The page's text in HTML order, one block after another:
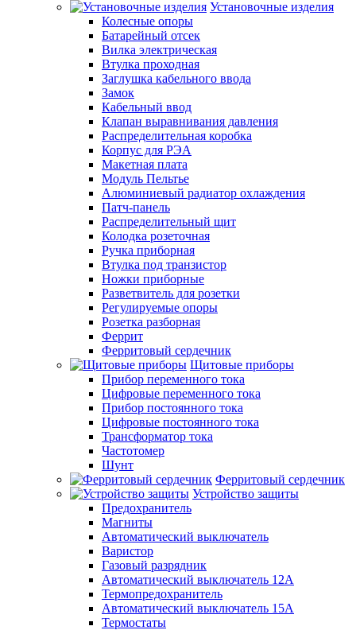
Установочные изделия
Колесные опоры
Батарейный отсек
Вилка электрическая
Втулка проходная
Заглушка кабельного ввода
Замок
Кабельный ввод
Клапан выравнивания давления
Распределительная коробка
Корпус для РЭА
Макетная плата
Модуль Пельтье
Алюминиевый радиатор охлаждения
Патч-панель
Распределительный щит
Колодка розеточная
Ручка приборная
Втулка под транзистор
Ножки приборные
Разветвитель для розетки
Регулируемые опоры
Розетка разборная
Феррит
Ферритовый сердечник
Щитовые приборы
Прибор переменного тока
Цифровые переменного тока
Прибор постоянного тока
Цифровые постоянного тока
Трансформатор тока
Частотомер
Шунт
Ферритовый сердечник
Устройство защиты
Предохранитель
Магниты
Автоматический выключатель
Варистор
Газовый разрядник
Автоматический выключатель 12А
Термопредохранитель
Автоматический выключатель 15А
Термостаты